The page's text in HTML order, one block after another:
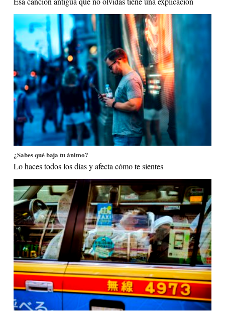
¿Sabes qué baja tu ánimo?
Lo haces todos los días y afecta cómo te sientes